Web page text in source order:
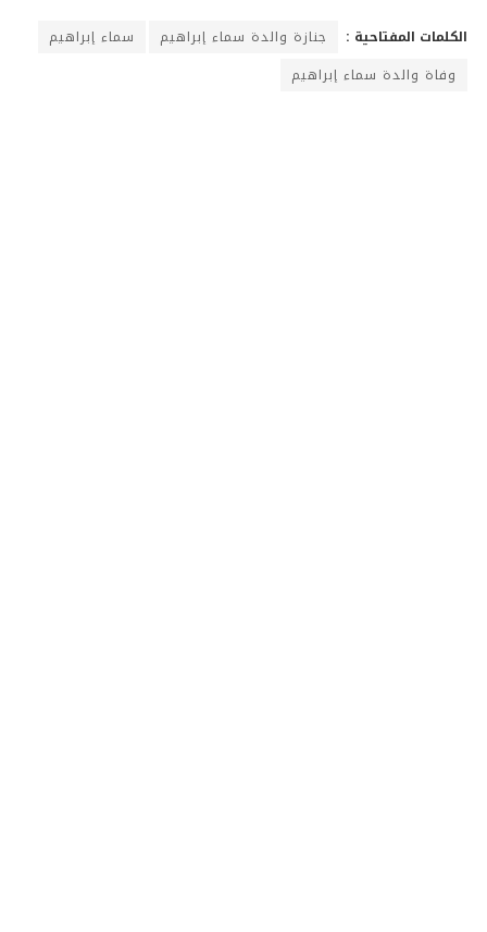
الكلمات المفتاحية : جنازة والدة سماء إبراهيم
سماء إبراهيم
وفاة والدة سماء إبراهيم